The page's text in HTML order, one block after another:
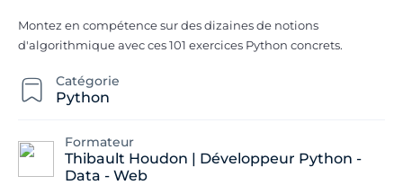
Catégorie
Python
Formateur
Thibault Houdon | Développeur Python -
Data - Web
Montez en compétence sur des dizaines de notions
d'algorithmique avec ces 101 exercices Python concrets.